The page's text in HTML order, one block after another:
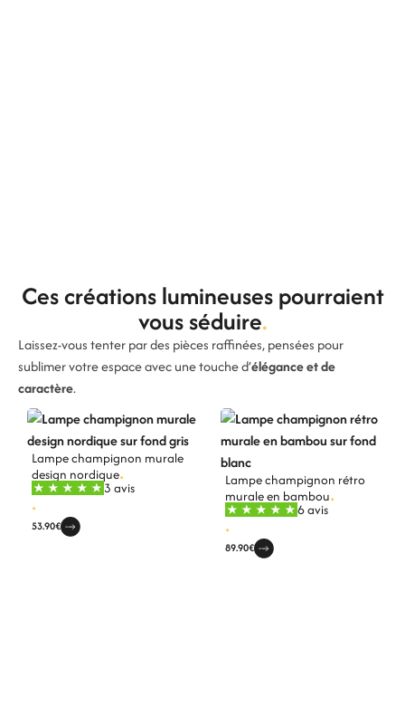
Ces créations lumineuses pourraient
vous séduire
Laissez-vous tenter par des pièces raffinées, pensées pour
sublimer votre espace avec une touche d’élégance et de
caractère.
Lampe champignon murale
design nordique
3 avis
53.90€
Lampe champignon rétro
murale en bambou
6 avis
89.90€